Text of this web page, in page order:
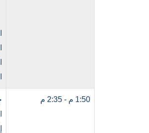
1:50 م - 2:35 م